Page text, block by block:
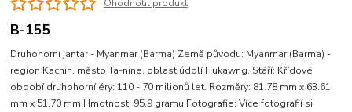
Ohodnotit produkt
B-155
Druhohorní jantar - Myanmar (Barma) Země původu: Myanmar (Barma) -
region Kachin, město Ta-nine, oblast údolí Hukawng. Stáří: Křídové
období druhohorní éry: 110 - 70 milionů let. Rozměry: 81.78 mm x 63.61
mm x 51.70 mm Hmotnost: 95.9 gramu Fotografie: Více fotografií si